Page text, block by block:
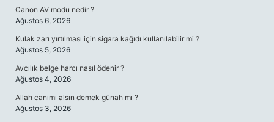
Canon AV modu nedir ?
Ağustos 6, 2026
Kulak zarı yırtılması için sigara kağıdı kullanılabilir mi ?
Ağustos 5, 2026
Avcılık belge harcı nasıl ödenir ?
Ağustos 4, 2026
Allah canımı alsın demek günah mı ?
Ağustos 3, 2026